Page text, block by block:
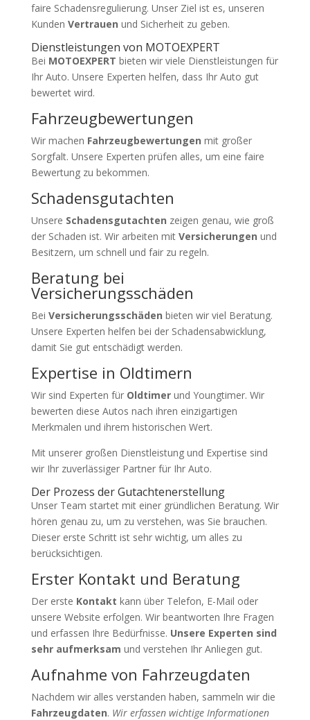
faire Schadensregulierung. Unser Ziel ist es, unseren
Kunden Vertrauen und Sicherheit zu geben.
Dienstleistungen von MOTOEXPERT
Bei MOTOEXPERT bieten wir viele Dienstleistungen für
Ihr Auto. Unsere Experten helfen, dass Ihr Auto gut
bewertet wird.
Fahrzeugbewertungen
Wir machen Fahrzeugbewertungen mit großer
Sorgfalt. Unsere Experten prüfen alles, um eine faire
Bewertung zu bekommen.
Schadensgutachten
Unsere Schadensgutachten zeigen genau, wie groß
der Schaden ist. Wir arbeiten mit Versicherungen und
Besitzern, um schnell und fair zu regeln.
Beratung bei
Versicherungsschäden
Bei Versicherungsschäden bieten wir viel Beratung.
Unsere Experten helfen bei der Schadensabwicklung,
damit Sie gut entschädigt werden.
Expertise in Oldtimern
Wir sind Experten für Oldtimerund Youngtimer. Wir
bewerten diese Autos nach ihren einzigartigen
Merkmalen und ihrem historischen Wert.
Mit unserer großen Dienstleistung und Expertise sind
wir Ihr zuverlässiger Partner für Ihr Auto.
Der Prozess der Gutachtenerstellung
Unser Team startet mit einer gründlichen Beratung. Wir
hören genau zu, um zu verstehen, was Sie brauchen.
Dieser erste Schritt ist sehr wichtig, um alles zu
berücksichtigen.
Erster Kontakt und Beratung
Der erste Kontakt kann über Telefon, E-Mail oder
unsere Website erfolgen. Wir beantworten Ihre Fragen
und erfassen Ihre Bedürfnisse. Unsere Experten sind
sehr aufmerksam und verstehen Ihr Anliegen gut.
Aufnahme von Fahrzeugdaten
Nachdem wir alles verstanden haben, sammeln wir die
Fahrzeugdaten. Wir erfassen wichtige Informationen